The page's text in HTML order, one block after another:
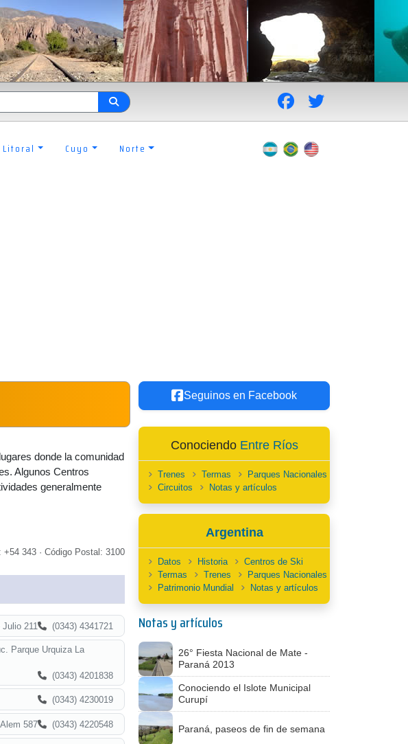
Litoral Cuyo Norte
donde la comunidad
Algunos Centros
generalmente
343 · Código Postal: 3100
Julio 211 (0343) 4341721
Parque Urquiza La
(0343) 4201838
(0343) 4230019
Alem 587 (0343) 4220548
Seguinos en Facebook
Conociendo Entre Ríos
Trenes Termas
Parques Nacionales
Circuitos
Notas y artículos
Argentina
Datos Historia
Centros de Ski
Termas
Trenes
Parques Nacionales
Patrimonio Mundial
Notas y artículos
Notas y artículos
26° Fiesta Nacional de Mate -
Paraná 2013
Conociendo el Islote Municipal
Curupí
Paraná, paseos de fin de semana